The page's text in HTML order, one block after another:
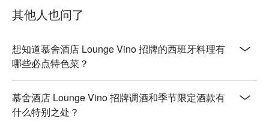
式暖心菜，份量十足。
墨西哥辣味肉酱脆片 (Nachos with Spicy Meat Sauce) | 聚会
松露薯条 (Truffle Fries) | 香气扑鼻，口感酥脆，完全停不下
来！
Exclusive Wines (独家精选葡萄酒) | 来自七家国际合作酒庄的
精选酒款。
其他人也问了
想知道慕舍酒店 Lounge Vino 招牌的西班牙料理有
哪些必点特色菜？
慕舍酒店 Lounge Vino 招牌调酒和季节限定酒款有
什么特别之处？